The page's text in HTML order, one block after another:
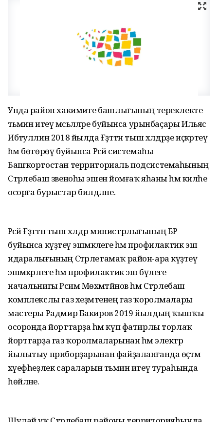
Унда район хакимиәте башлығының тереклекте
тәьмин итеү мәсьәләләре буйынса урынбаҫары Ильяс
Ибәтуллин 2018 йылда Ғәҙәттән тыш хәлдәрҙе иҫкәртеү
һәм бөтөрөү буйынса Рәсәй системаһы
Башҡортостан территориаль подсистемаһының
Стәрлебаш звеноһы эшенә йомғаҡ яһаны һәм киләһе
осорға бурыстар билдәләне.
Рәсәй Ғәҙәттән тыш хәлдәр министрлығының БР
буйынса күҙәтеү эшмәкәлеге һәм профилактик эш
идаралығының Стәрлетамаҡ район-ара күҙәтеү
эшмәкәрлеге һәм профилактик эш бүлеге
начальнигы Рәсим Мөхәмәтйәнов һәм Стәрлебаш
комплекслы газ хеҙмәтенең газ ҡоролмалары
мастеры Радмир Бакиров 2019 йылдың ҡышҡы
осоронда йорттарҙа һәм күп фатирлы торлаҡ
йорттарҙа газ ҡоролмаларынан һәм электр
йылытыу приборҙарынан файҙаланғанда өҫтәмә
хәүефһеҙлек сараларын тәьмин итеү тураһында
һөйләне.